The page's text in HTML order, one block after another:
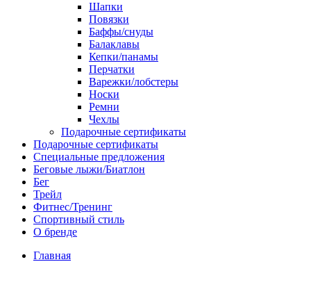
Шапки
Повязки
Баффы/снуды
Балаклавы
Кепки/панамы
Перчатки
Варежки/лобстеры
Носки
Ремни
Чехлы
Подарочные сертификаты
Подарочные сертификаты
Специальные предложения
Беговые лыжи/Биатлон
Бег
Трейл
Фитнес/Тренинг
Спортивный стиль
О бренде
Главная